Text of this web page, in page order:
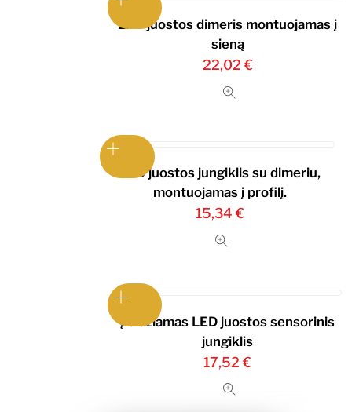
LED juostos dimeris montuojamas į
sieną
22,02 €
LED juostos jungiklis su dimeriu,
montuojamas į profilį.
15,34€
Įleidžiamas LED juostos sensorinis
jungiklis
17,52€